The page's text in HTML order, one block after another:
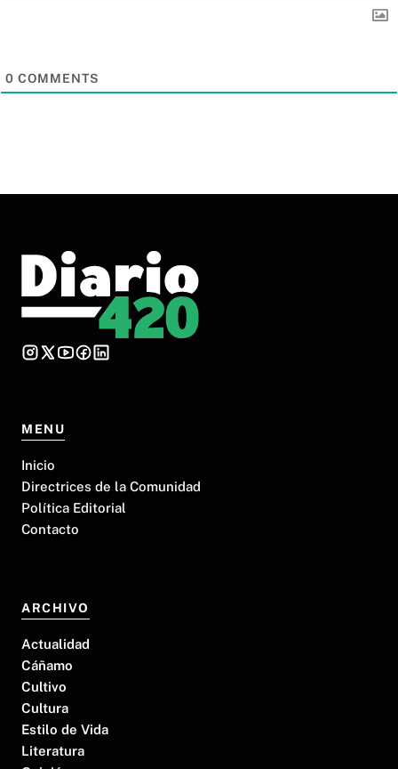
0 COMMENTS
MENU
Inicio
Directrices de la Comunidad
Política Editorial
Contacto
ARCHIVO
Actualidad
Cáñamo
Cultivo
Cultura
Estilo de Vida
Literatura